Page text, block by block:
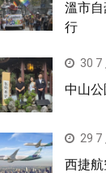
溫市
行
30 7
中山
29 7
西捷